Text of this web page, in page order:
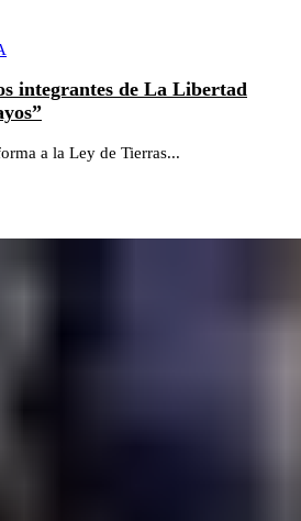
integrantes de La Libertad
a la Ley de Tierras...